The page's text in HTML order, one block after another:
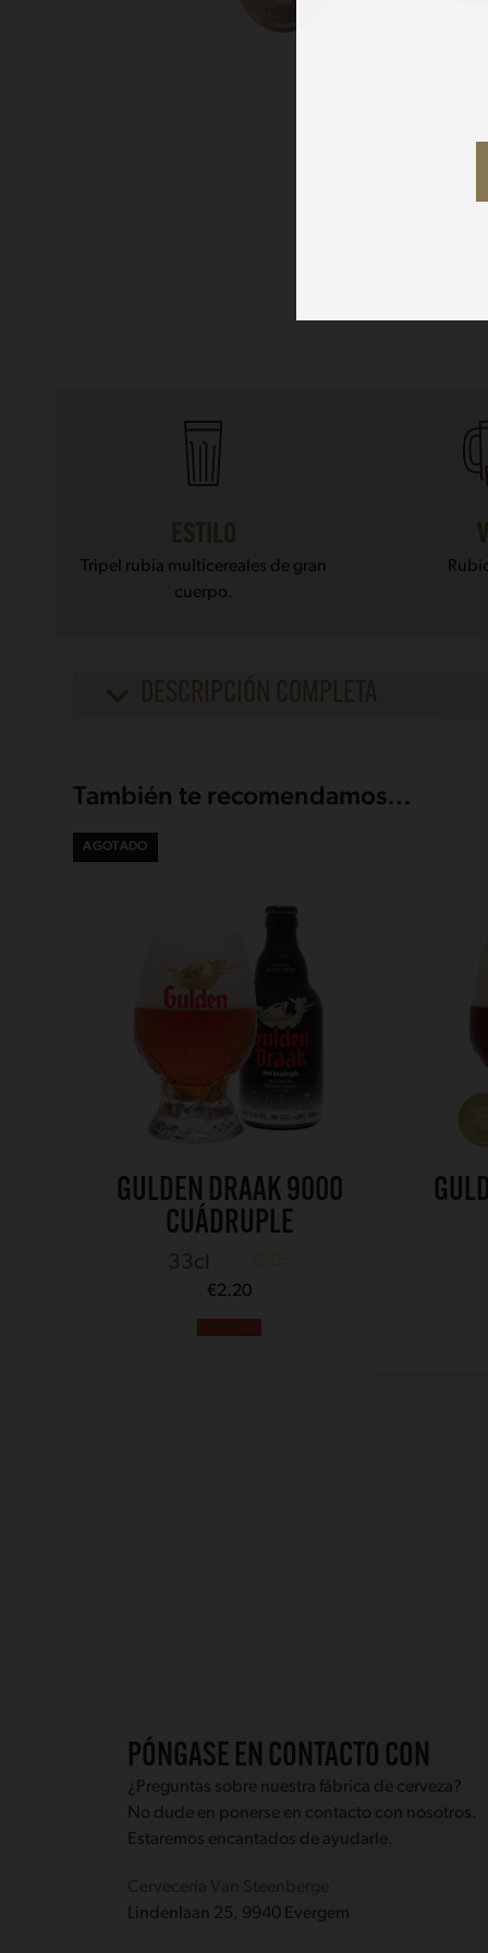
Tripel rubia multicereales de gran
cuerpo.
También te recomendamos…
AGOTADO
GULDEN DRAAK 9000
CUÁDRUPLE
33cl
€2.20
PÓNGASE EN CONTACTO CON
¿Preguntas sobre nuestra fábrica de cerveza?
No dude en ponerse en contacto con nosotros.
Estaremos encantados de ayudarle.
Cervecería Van Steenberge
Lindenlaan 25, 9940 Evergem